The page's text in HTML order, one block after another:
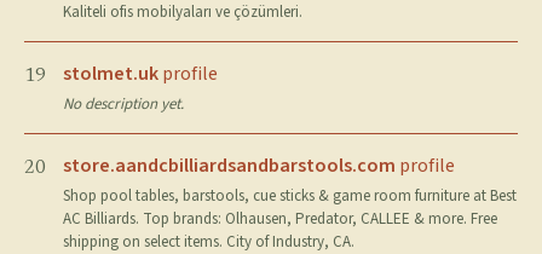
Kaliteli ofis mobilyaları ve çözümleri.
19 stolmet.ukprofile
No description yet.
20 store.aandcbilliardsandbarstools.com profile
Shop pool tables, barstools, cue sticks & game room furniture at Best
AC Billiards. Top brands: Olhausen, Predator, CALLEE & more. Free
shipping on select items. City of Industry, CA.